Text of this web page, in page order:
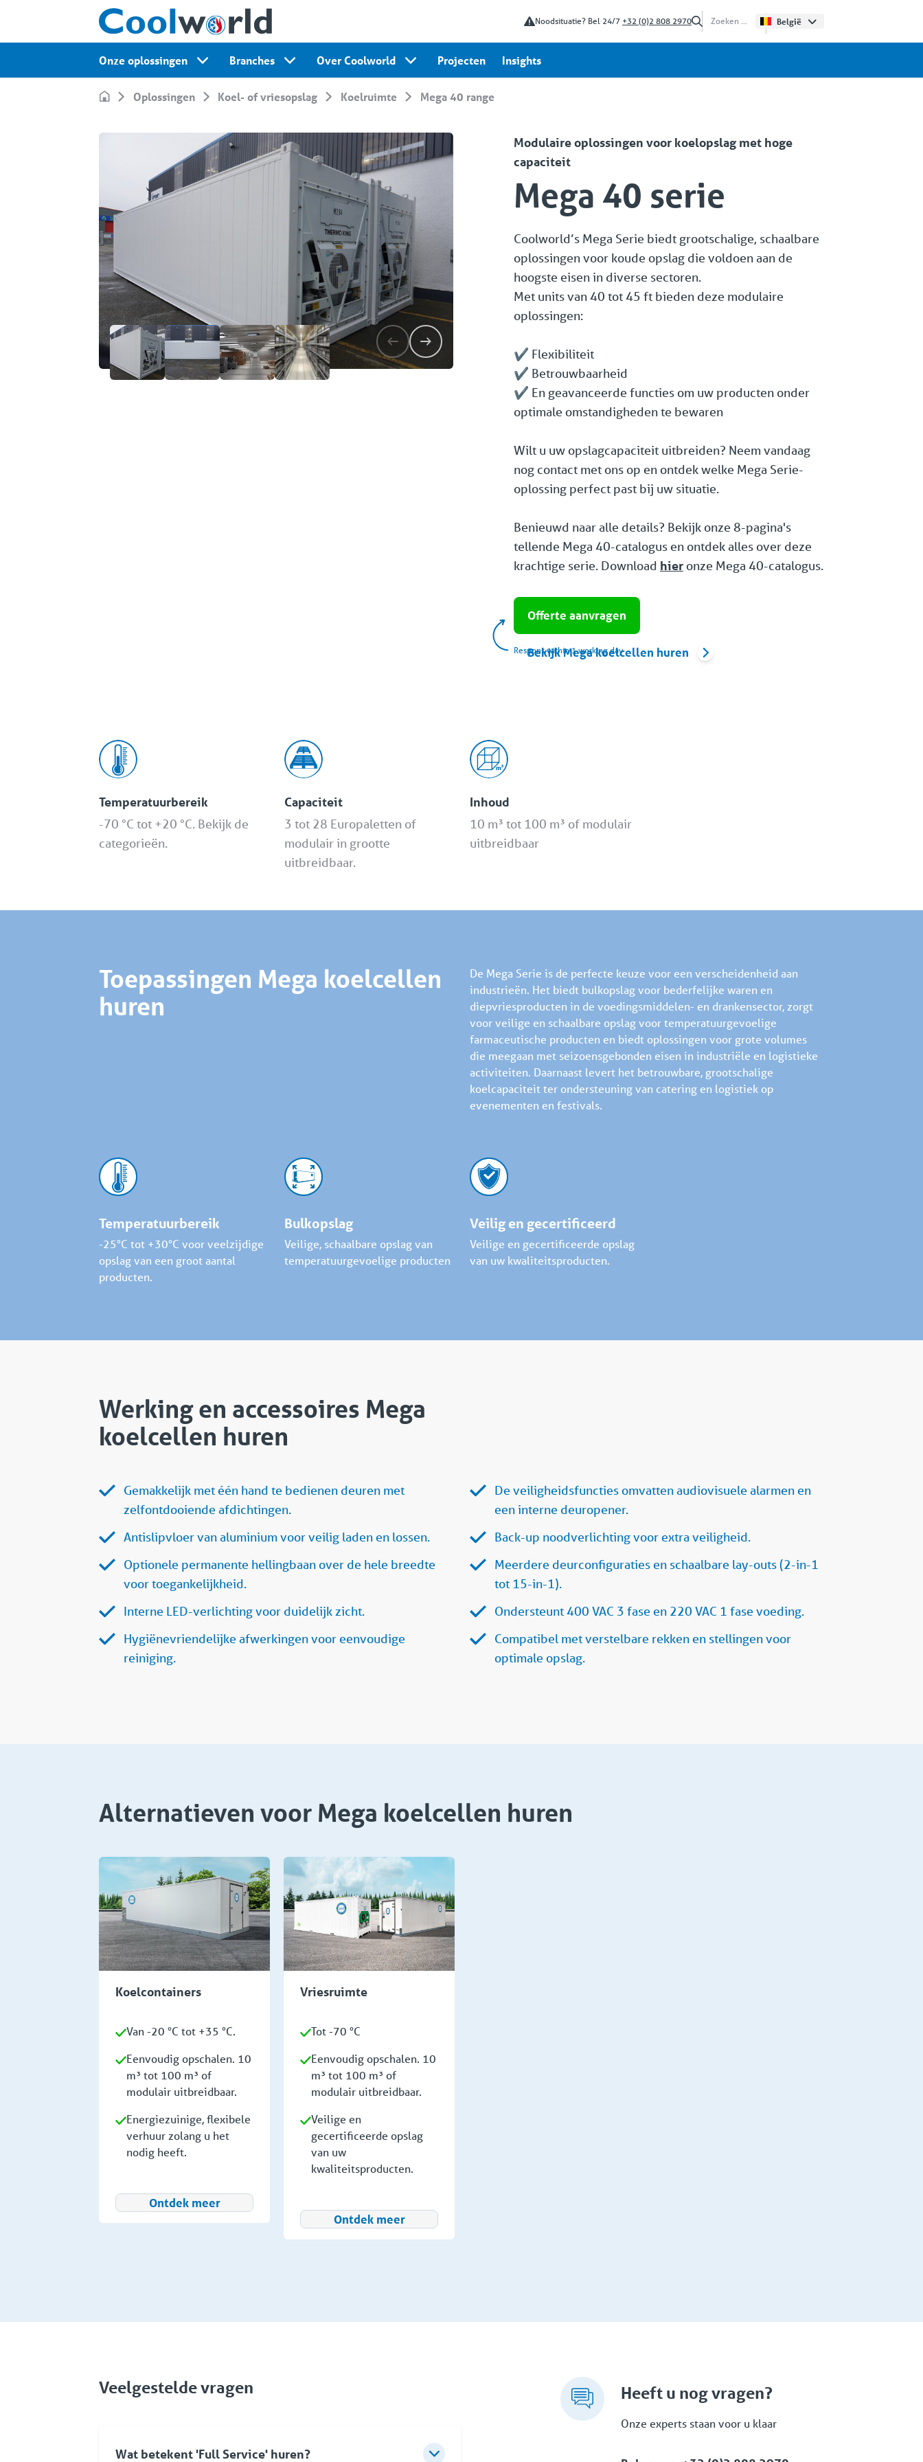
Noodsituatie? Bel 24/7 +32 (0)2 808 2970 België
Onze oplossingen Branches Over Coolworld Projecten Insights
Oplossingen Koel- of vriesopslag Koelruimte Mega 40 range
Modulaire oplossingen voor koelopslag met hoge
capaciteit
Mega 40 serie
Coolworld’s Mega Serie biedt grootschalige, schaalbare
oplossingen voor koude opslag die voldoen aan de
hoogste eisen in diverse sectoren.
Met units van 40 tot 45 ft bieden deze modulaire
oplossingen:
✔️ Flexibiliteit
✔️ Betrouwbaarheid
✔️ En geavanceerde functies om uw producten onder
optimale omstandigheden te bewaren
Wilt u uw opslagcapaciteit uitbreiden? Neem vandaag
nog contact met ons op en ontdek welke Mega Serie-
oplossing perfect past bij uw situatie.
Benieuwd naar alle details? Bekijk onze 8-pagina's
tellende Mega 40-catalogus en ontdek alles over deze
krachtige serie. Download hier onze Mega 40-catalogus.
Offerte aanvragen
Respons within 1 working day
Bekijk Mega koelcellen huren
Temperatuurbereik
-70 °C tot +20 °C. Bekijk de
categorieën.
Capaciteit
3 tot 28 Europaletten of
modulair in grootte
uitbreidbaar.
Inhoud
10 m³ tot 100 m³ of modulair
uitbreidbaar
Toepassingen Mega koelcellen
huren
De Mega Serie is de perfecte keuze voor een verscheidenheid aan
industrieën. Het biedt bulkopslag voor bederfelijke waren en
diepvriesproducten in de voedingsmiddelen- en drankensector, zorgt
voor veilige en schaalbare opslag voor temperatuurgevoelige
farmaceutische producten en biedt oplossingen voor grote volumes
die meegaan met seizoensgebonden eisen in industriële en logistieke
activiteiten. Daarnaast levert het betrouwbare, grootschalige
koelcapaciteit ter ondersteuning van catering en logistiek op
evenementen en festivals.
Temperatuurbereik
-25°C tot +30°C voor veelzijdige
opslag van een groot aantal
producten.
Bulkopslag
Veilige, schaalbare opslag van
temperatuurgevoelige producten
Veilig en gecertificeerd
Veilige en gecertificeerde opslag
van uw kwaliteitsproducten.
Werking en accessoires Mega
koelcellen huren
Gemakkelijk met één hand te bedienen deuren met
zelfontdooiende afdichtingen.
Antislipvloer van aluminium voor veilig laden en lossen.
Optionele permanente hellingbaan over de hele breedte
voor toegankelijkheid.
Interne LED-verlichting voor duidelijk zicht.
Hygiënevriendelijke afwerkingen voor eenvoudige
reiniging.
De veiligheidsfuncties omvatten audiovisuele alarmen en
een interne deuropener.
Back-up noodverlichting voor extra veiligheid.
Meerdere deurconfiguraties en schaalbare lay-outs (2-in-1
tot 15-in-1).
Ondersteunt 400 VAC 3 fase en 220 VAC 1 fase voeding.
Compatibel met verstelbare rekken en stellingen voor
optimale opslag.
Alternatieven voor Mega koelcellen huren
Koelcontainers
Van -20 °C tot +35 °C.
Eenvoudig opschalen. 10
m³ tot 100 m³ of
modulair uitbreidbaar.
Energiezuinige, flexibele
verhuur zolang u het
nodig heeft.
Ontdek meer
Vriesruimte
Tot -70 °C
Eenvoudig opschalen. 10
m³ tot 100 m³ of
modulair uitbreidbaar.
Veilige en
gecertificeerde opslag
van uw
kwaliteitsproducten.
Ontdek meer
Veelgestelde vragen
Wat betekent 'Full Service' huren?
Heeft u nog vragen?
Onze experts staan voor u klaar